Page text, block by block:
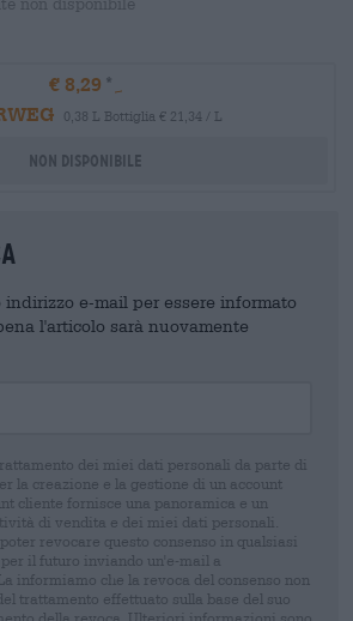
non disponibile
€ 8,29
0,38 L Bottiglia € 21,34 / L
Non disponibile
e-mail per essere informato
l'articolo sarà nuovamente
dei miei dati personali da parte di
la creazione e la gestione di un account
cliente fornisce una panoramica e un
di vendita e dei miei dati personali.
revocare questo consenso in qualsiasi
il futuro inviando un'e-mail a
informiamo che la revoca del consenso non
trattamento effettuato sulla base del suo
della revoca. Ulteriori informazioni sono